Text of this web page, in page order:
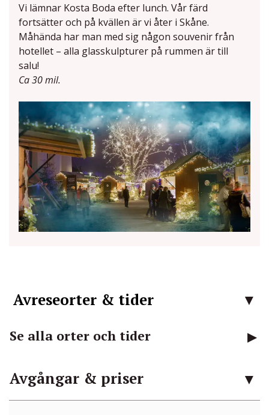
Vi lämnar Kosta Boda efter lunch. Vår färd
fortsätter och på kvällen är vi åter i Skåne.
Måhända har man med sig någon souvenir från
hotellet – alla glasskulpturer på rummen är till
salu!
Ca 30 mil.
Avreseorter & tider
Se alla orter och tider
Avgångar & priser